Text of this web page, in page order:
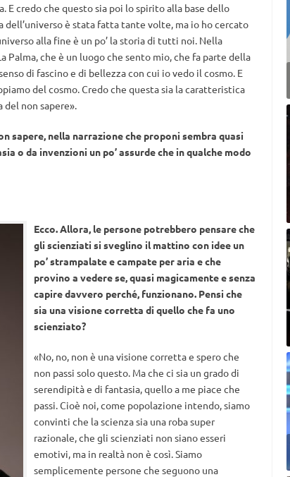
credo che questo sia poi lo spirito alla base dello
dell’universo è stata fatta tante volte, ma io ho cercato
alla fine è un po’ la storia di tutti noi. Nella
Palma, che è un luogo che sento mio, che fa parte della
di fascino e di bellezza con cui io vedo il cosmo. E
del cosmo. Credo che questa sia la caratteristica
non sapere».
sapere, nella narrazione che proponi sembra quasi
o da invenzioni un po’ assurde che in qualche modo
Ecco. Allora, le persone potrebbero pensare che
gli scienziati si sveglino il mattino con idee un
po’ strampalate e campate per aria e che
provino a vedere se, quasi magicamente e senza
capire davvero perché, funzionano. Pensi che
sia una visione corretta di quello che fa uno
scienziato?
«No, no, non è una visione corretta e spero che
non passi solo questo. Ma che ci sia un grado di
serendipità e di fantasia, quello a me piace che
passi. Cioè noi, come popolazione intendo, siamo
convinti che la scienza sia una roba super
razionale, che gli scienziati non siano esseri
emotivi, ma in realtà non è così. Siamo
semplicemente persone che seguono una